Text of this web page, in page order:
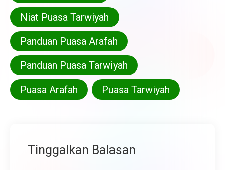
Niat Puasa Tarwiyah
Panduan Puasa Arafah
Panduan Puasa Tarwiyah
Puasa Arafah
Puasa Tarwiyah
Tinggalkan Balasan